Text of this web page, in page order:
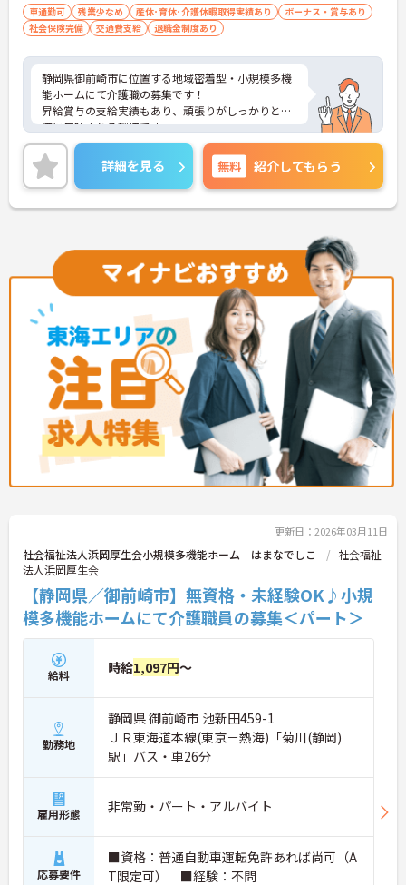
車通勤可 残業少なめ 産休･育休･介護休暇取得実績あり
ボーナス・賞与あり
社会保険完備
交通費支給 退職金制度あり
静岡県御前崎市に位置する地域密着型・小規模多機
能ホームにて介護職の募集です！
昇給賞与の支給実績もあり、頑張りがしっかりと評
価に反映される環境です。
ご興味ある方には、面接対策ポイントなど、さらに
詳細をお話しいたしますのでお気軽にご相談くださ
い！
詳細を見る 無料 紹介してもらう
更新日：2026年03月11日
社会福祉法人浜岡厚生会小規模多機能ホーム はまなでしこ
社会福祉
法人浜岡厚生会
【静岡県／御前崎市】無資格・未経験OK♪小規
模多機能ホームにて介護職員の募集＜パート＞
給料 時給1,097円～
勤務地
静岡県 御前崎市 池新田459-1
ＪＲ東海道本線(東京－熱海)「菊川(静岡)
駅」バス・車26分
雇用形態 非常勤・パート・アルバイト
応募要件
■資格：普通自動車運転免許あれば尚可（A
T限定可） ■経験：不問